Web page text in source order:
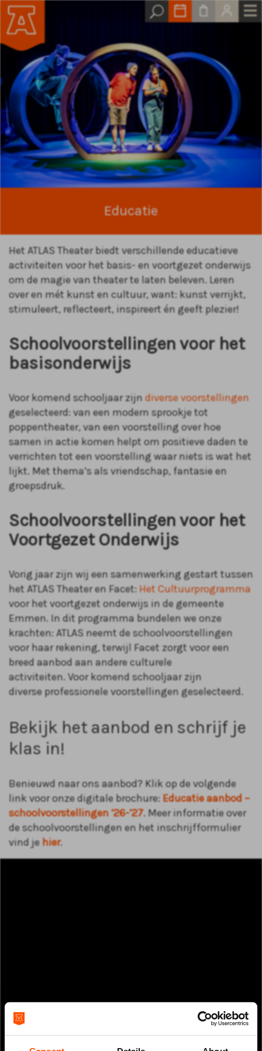
Educatie
Het ATLAS Theater biedt verschillende educatieve
activiteiten voor het basis- en voortgezet onderwijs
om de magie van theater te laten beleven. Leren
over en mét kunst en cultuur, want: kunst verrijkt,
stimuleert, reflecteert, inspireert én geeft plezier!
Schoolvoorstellingen voor het
basisonderwijs
Voor komend schooljaar zijn diverse voorstellingen
geselecteerd: van een modern sprookje tot
poppentheater, van een voorstelling over hoe
samen in actie komen helpt om positieve daden te
verrichten tot een voorstelling waar niets is wat het
lijkt. Met thema’s als vriendschap, fantasie en
groepsdruk.
Schoolvoorstellingen voor het
Voortgezet Onderwijs
Vorig jaar zijn wij een samenwerking gestart tussen
het ATLAS Theater en Facet:Het Cultuurprogramma
voor het voortgezet onderwijs in de gemeente
Emmen. In dit programma bundelen we onze
krachten: ATLAS neemt de schoolvoorstellingen
voor haar rekening, terwijl Facet zorgt voor een
breed aanbod aan andere culturele
activiteiten. Voor komend schooljaar zijn
diverse professionele voorstellingen geselecteerd.
Bekijk het aanbod en schrijf je
klas in!
Benieuwd naar ons aanbod? Klik op de volgende
link voor onze digitale brochure: Educatie aanbod –
schoolvoorstellingen ’26-’27. Meer informatie over
de schoolvoorstellingen en het inschrijfformulier
vind je hier.